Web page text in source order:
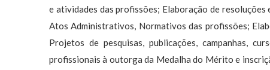
e atividades das profissões; Elaboração de
Atos Administrativos, Normativos das profissões;
Projetos de pesquisas, publicações, campanhas,
profissionais à outorga da Medalha do Mérito e